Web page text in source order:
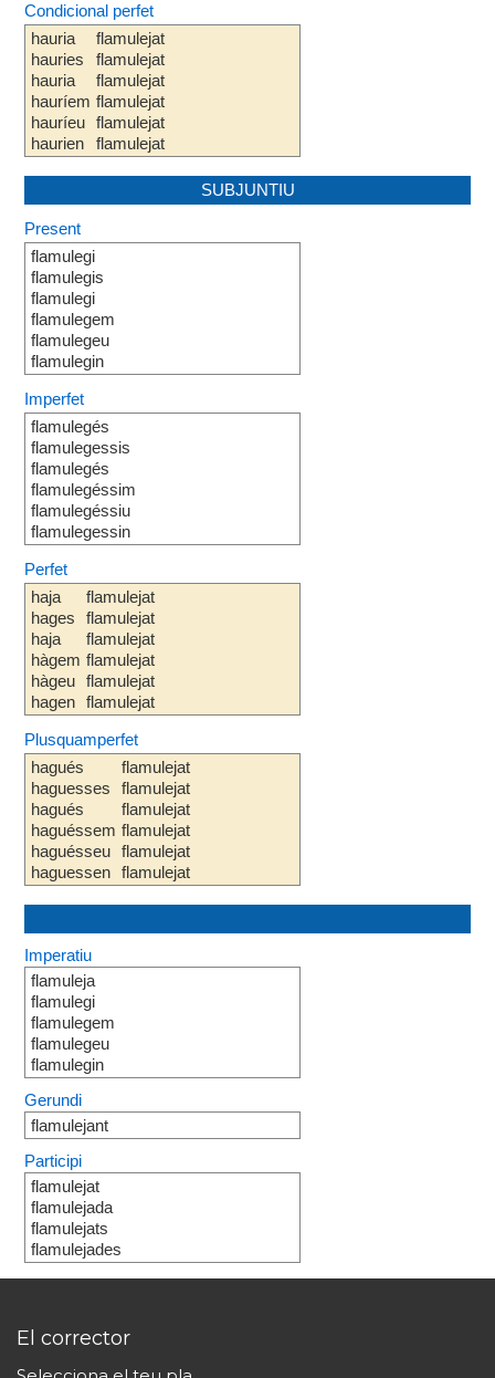
Condicional perfet
hauria
hauries
hauria
hauríem
hauríeu
haurien
flamulejat
flamulejat
flamulejat
flamulejat
flamulejat
flamulejat
SUBJUNTIU
Present
flamulegi
flamulegis
flamulegi
flamulegem
flamulegeu
flamulegin
Imperfet
flamulegés
flamulegessis
flamulegés
flamulegéssim
flamulegéssiu
flamulegessin
Perfet
haja
hages
haja
hàgem
hàgeu
hagen
flamulejat
flamulejat
flamulejat
flamulejat
flamulejat
flamulejat
Plusquamperfet
hagués
haguesses
hagués
haguéssem
haguésseu
haguessen
flamulejat
flamulejat
flamulejat
flamulejat
flamulejat
flamulejat
Imperatiu
flamuleja
flamulegi
flamulegem
flamulegeu
flamulegin
Gerundi
flamulejant
Participi
flamulejat
flamulejada
flamulejats
flamulejades
El corrector